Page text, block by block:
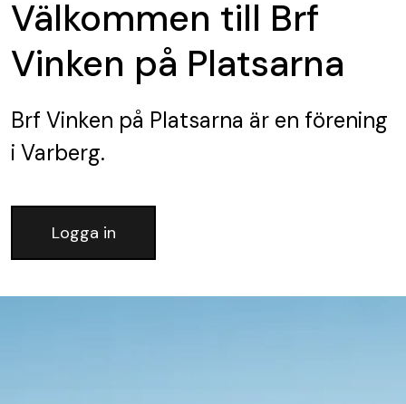
Välkommen till Brf
Vinken på Platsarna
Brf Vinken på Platsarna är en förening
i Varberg.
Logga in